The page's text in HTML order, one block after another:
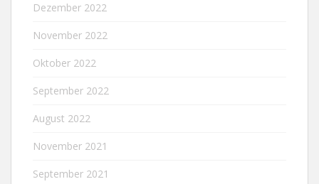
Dezember 2022
November 2022
Oktober 2022
September 2022
August 2022
November 2021
September 2021